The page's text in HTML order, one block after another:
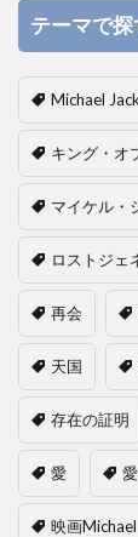
テーマで探
Michael
キング・オ
マイケル・
ロストジェ
再会
天国
存在の証明
愛
映画Michael